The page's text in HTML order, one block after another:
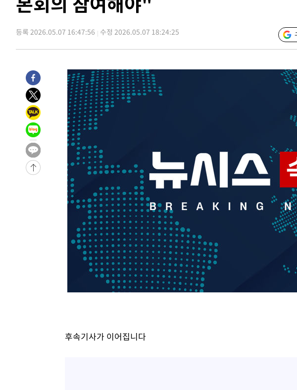
등록 2026.05.07 16:47:56 수정 2026.05.07 18:24:25
후속기사가 이어집니다